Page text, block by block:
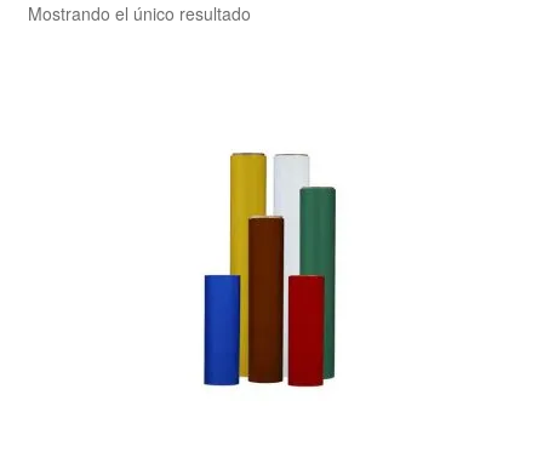
Mostrando el único resultado